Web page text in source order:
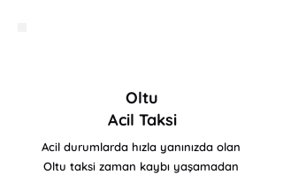
Oltu
Acil Taksi
Acil durumlarda hızla yanınızda olan
Oltu taksi zaman kaybı yaşamadan